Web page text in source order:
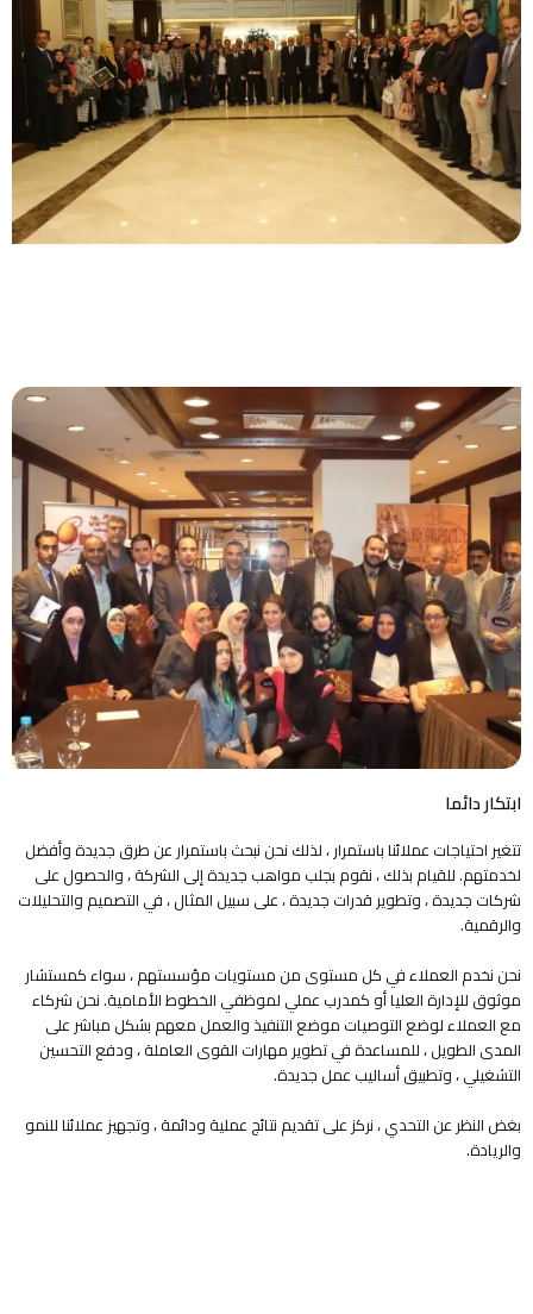
ابتكار دائما
تتغير احتياجات عملائنا باستمرار ، لذلك نحن نبحث باستمرار عن طرق جديدة وأفضل
لخدمتهم. للقيام بذلك ، نقوم بجلب مواهب جديدة إلى الشركة ، والحصول على
شركات جديدة ، وتطوير قدرات جديدة ، على سبيل المثال ، في التصميم والتحليلات
والرقمية.
نحن نخدم العملاء في كل مستوى من مستويات مؤسستهم ، سواء كمستشار
موثوق للإدارة العليا أو كمدرب عملي لموظفي الخطوط الأمامية. نحن شركاء
مع العملاء لوضع التوصيات موضع التنفيذ والعمل معهم بشكل مباشر على
المدى الطويل ، للمساعدة في تطوير مهارات القوى العاملة ، ودفع التحسين
التشغيلي ، وتطبيق أساليب عمل جديدة.
بغض النظر عن التحدي ، نركز على تقديم نتائج عملية ودائمة ، وتجهيز عملائنا للنمو
والريادة.